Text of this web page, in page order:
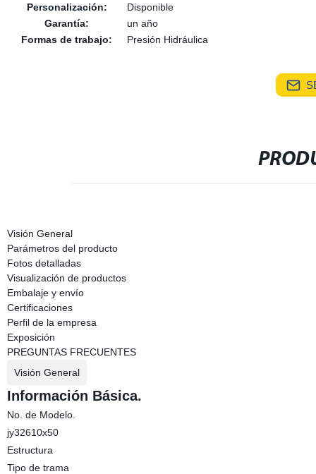
Personalización:
Disponible
Garantía:
un año
Formas de trabajo:
Presión Hidráulica
Visión General
Parámetros del producto
Fotos detalladas
Visualización de productos
Embalaje y envío
Certificaciones
Perfil de la empresa
Exposición
PREGUNTAS FRECUENTES
Visión General
Información Básica.
No. de Modelo.
jy32610x50
Estructura
Tipo de trama